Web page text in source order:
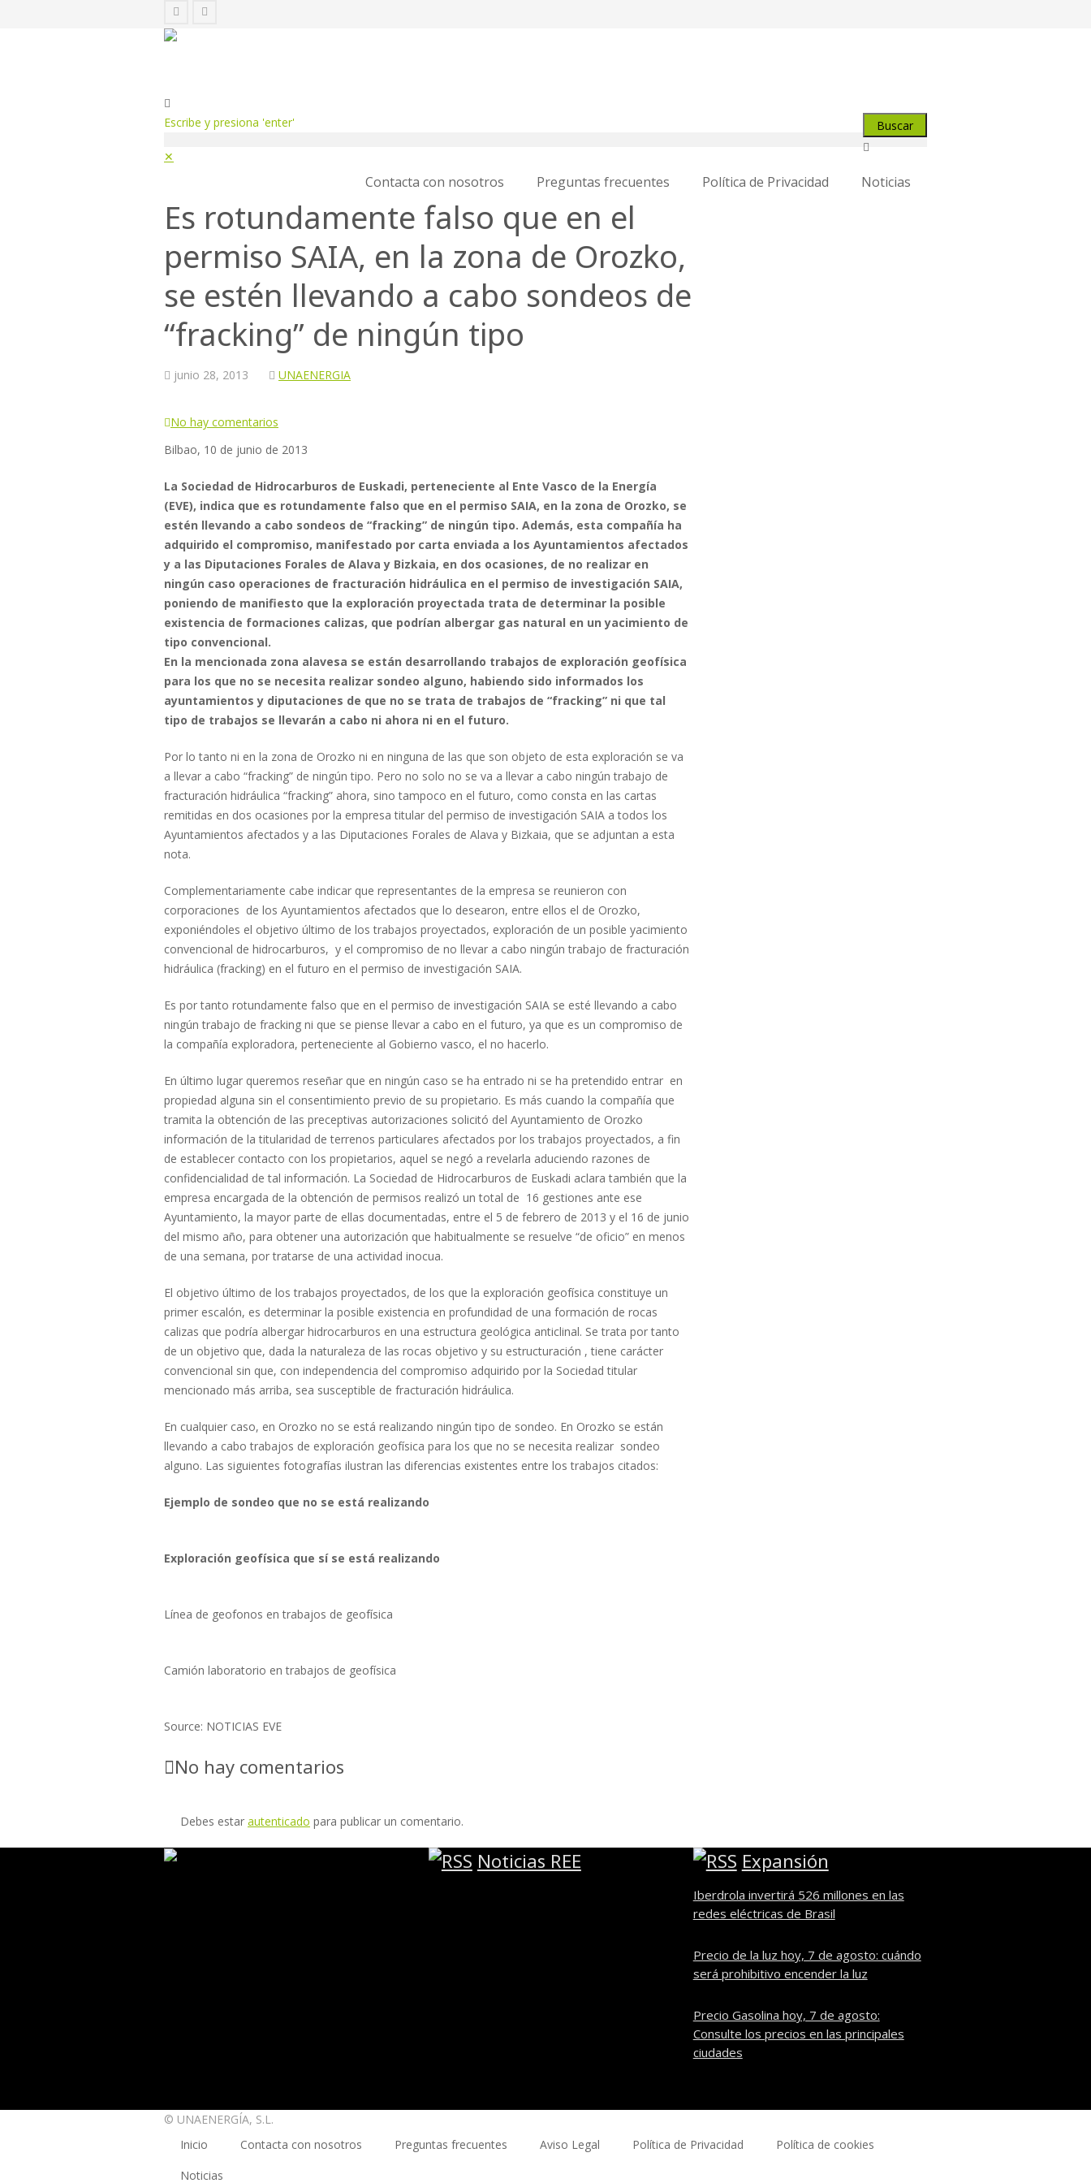
Escribe y presiona 'enter'
✕
Contacta con nosotros Preguntas frecuentes Política de Privacidad Noticias
Es rotundamente falso que en el
permiso SAIA, en la zona de Orozko,
se estén llevando a cabo sondeos de
“fracking” de ningún tipo
junio 28, 2013 UNAENERGIA
No hay comentarios
Bilbao, 10 de junio de 2013
La Sociedad de Hidrocarburos de Euskadi, perteneciente al Ente Vasco de la Energía
(EVE), indica que es rotundamente falso que en el permiso SAIA, en la zona de Orozko, se
estén llevando a cabo sondeos de “fracking” de ningún tipo. Además, esta compañía ha
adquirido el compromiso, manifestado por carta enviada a los Ayuntamientos afectados
y a las Diputaciones Forales de Alava y Bizkaia, en dos ocasiones, de no realizar en
ningún caso operaciones de fracturación hidráulica en el permiso de investigación SAIA,
poniendo de manifiesto que la exploración proyectada trata de determinar la posible
existencia de formaciones calizas, que podrían albergar gas natural en un yacimiento de
tipo convencional.
En la mencionada zona alavesa se están desarrollando trabajos de exploración geofísica
para los que no se necesita realizar sondeo alguno, habiendo sido informados los
ayuntamientos y diputaciones de que no se trata de trabajos de “fracking” ni que tal
tipo de trabajos se llevarán a cabo ni ahora ni en el futuro.
Por lo tanto ni en la zona de Orozko ni en ninguna de las que son objeto de esta exploración se va
a llevar a cabo “fracking” de ningún tipo. Pero no solo no se va a llevar a cabo ningún trabajo de
fracturación hidráulica “fracking” ahora, sino tampoco en el futuro, como consta en las cartas
remitidas en dos ocasiones por la empresa titular del permiso de investigación SAIA a todos los
Ayuntamientos afectados y a las Diputaciones Forales de Alava y Bizkaia, que se adjuntan a esta
nota.
Complementariamente cabe indicar que representantes de la empresa se reunieron con
corporaciones de los Ayuntamientos afectados que lo desearon, entre ellos el de Orozko,
exponiéndoles el objetivo último de los trabajos proyectados, exploración de un posible yacimiento
convencional de hidrocarburos, y el compromiso de no llevar a cabo ningún trabajo de fracturación
hidráulica (fracking) en el futuro en el permiso de investigación SAIA.
Es por tanto rotundamente falso que en el permiso de investigación SAIA se esté llevando a cabo
ningún trabajo de fracking ni que se piense llevar a cabo en el futuro, ya que es un compromiso de
la compañía exploradora, perteneciente al Gobierno vasco, el no hacerlo.
En último lugar queremos reseñar que en ningún caso se ha entrado ni se ha pretendido entrar en
propiedad alguna sin el consentimiento previo de su propietario. Es más cuando la compañía que
tramita la obtención de las preceptivas autorizaciones solicitó del Ayuntamiento de Orozko
información de la titularidad de terrenos particulares afectados por los trabajos proyectados, a fin
de establecer contacto con los propietarios, aquel se negó a revelarla aduciendo razones de
confidencialidad de tal información. La Sociedad de Hidrocarburos de Euskadi aclara también que la
empresa encargada de la obtención de permisos realizó un total de 16 gestiones ante ese
Ayuntamiento, la mayor parte de ellas documentadas, entre el 5 de febrero de 2013 y el 16 de junio
del mismo año, para obtener una autorización que habitualmente se resuelve “de oficio” en menos
de una semana, por tratarse de una actividad inocua.
El objetivo último de los trabajos proyectados, de los que la exploración geofísica constituye un
primer escalón, es determinar la posible existencia en profundidad de una formación de rocas
calizas que podría albergar hidrocarburos en una estructura geológica anticlinal. Se trata por tanto
de un objetivo que, dada la naturaleza de las rocas objetivo y su estructuración , tiene carácter
convencional sin que, con independencia del compromiso adquirido por la Sociedad titular
mencionado más arriba, sea susceptible de fracturación hidráulica.
En cualquier caso, en Orozko no se está realizando ningún tipo de sondeo. En Orozko se están
llevando a cabo trabajos de exploración geofísica para los que no se necesita realizar sondeo
alguno. Las siguientes fotografías ilustran las diferencias existentes entre los trabajos citados:
Ejemplo de sondeo que no se está realizando
Exploración geofísica que sí se está realizando
Línea de geofonos en trabajos de geofísica
Camión laboratorio en trabajos de geofísica
Source: NOTICIAS EVE
No hay comentarios
Debes estar autenticado para publicar un comentario.
Noticias REE Expansión
Iberdrola invertirá 526 millones en las
redes eléctricas de Brasil
Precio de la luz hoy, 7 de agosto: cuándo
será prohibitivo encender la luz
Precio Gasolina hoy, 7 de agosto:
Consulte los precios en las principales
ciudades
© UNAENERGÍA, S.L.
Inicio
Contacta con nosotros Preguntas frecuentes Aviso Legal Política de Privacidad
Política de cookies
Noticias